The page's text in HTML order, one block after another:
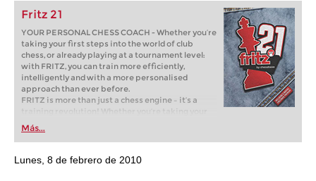
Fritz 21
YOUR PERSONAL CHESS COACH - Whether you’re
taking your first steps into the world of club
chess, or already playing at a tournament level:
with FRITZ, you can train more efficiently,
intelligently and with a more personalised
approach than ever before.
FRITZ is more than just a chess engine – it’s a
training revolution! Whether you’re taking your
first steps into the world of club chess, or already
playing at a tournament level: with FRITZ, you can
train more efficiently, intelligently and with a
more personalised approach than ever before.
Más...
Lunes, 8 de febrero de 2010